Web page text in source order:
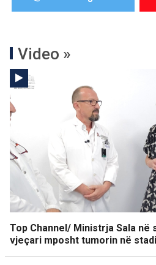
Video »
Top Channel/ Ministrja Sala në
vjeçari mposht tumorin në